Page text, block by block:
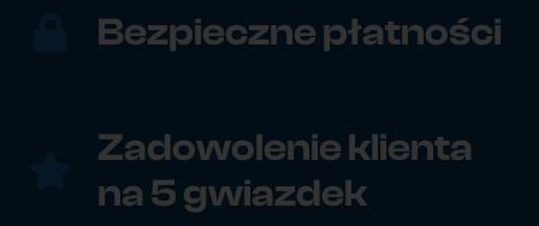
Bezpieczne płatności
Zadowolenie klienta
na 5 gwiazdek